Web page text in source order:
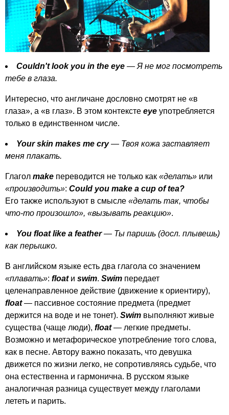
Couldn't look you in the eye — Я не мог посмотреть
тебе в глаза.
Интересно, что англичане дословно смотрят не «в
глаза», а «в глаз». В этом контексте eye употребляется
только в единственном числе.
Your skin makes me cry — Твоя кожа заставляет
меня плакать.
Глагол make переводится не только как «делать» или
«производить»: Could you make a cup of tea?
Его также используют в смысле «делать так, чтобы
что-то произошло», «вызывать реакцию».
You float like a feather— Ты паришь (досл. плывешь)
как перышко.
В английском языке есть два глагола со значением
«плавать»: floatи swim. Swim передает
целенаправленное действие (движение к ориентиру),
float— пассивное состояние предмета (предмет
держится на воде и не тонет). Swim выполняют живые
существа (чаще люди), float— легкие предметы.
Возможно и метафорическое употребление того слова,
как в песне. Автору важно показать, что девушка
движется по жизни легко, не сопротивляясь судьбе, что
она естественна и гармонична. В русском языке
аналогичная разница существует между глаголами
лететь и парить.